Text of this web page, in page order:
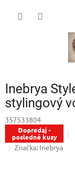
Inebrya
stylingový
357533804
Dopredaj -
posledné kusy
Značka: Inebrya
IVAMARKET